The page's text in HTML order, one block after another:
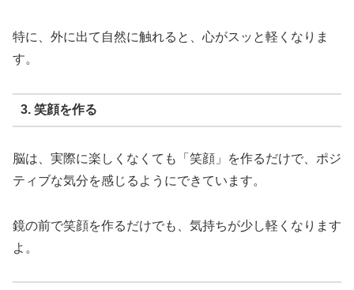
特に、外に出て自然に触れると、心がスッと軽くなりま
す。
3. 笑顔を作る
脳は、実際に楽しくなくても「笑顔」を作るだけで、ポジ
ティブな気分を感じるようにできています。
鏡の前で笑顔を作るだけでも、気持ちが少し軽くなります
よ。